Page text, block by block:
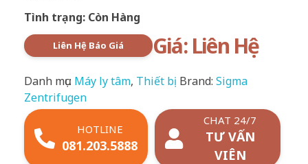
Tình trạng: Còn Hàng
Giá: Liên Hệ
Liên Hệ Báo Giá
HOTLINE
081.203.5888
CHAT 24/7
TƯ VẤN
VIÊN
Danh mục: Máy ly tâm, Thiết bị Brand: Sigma
Zentrifugen